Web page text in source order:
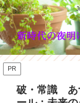
PR
破・常識 あ